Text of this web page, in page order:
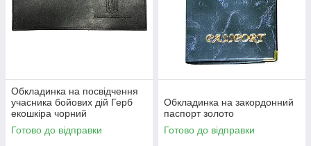
Обкладинка на посвідчення
учасника бойових дій Герб
екошкіра чорний
Готово до відправки
Обкладинка на закордонний
паспорт золото
Готово до відправки